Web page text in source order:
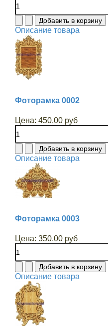
Описание товара
Фоторамка 0002
Цена: 450,00 руб
Описание товара
Фоторамка 0003
Цена: 350,00 руб
Описание товара